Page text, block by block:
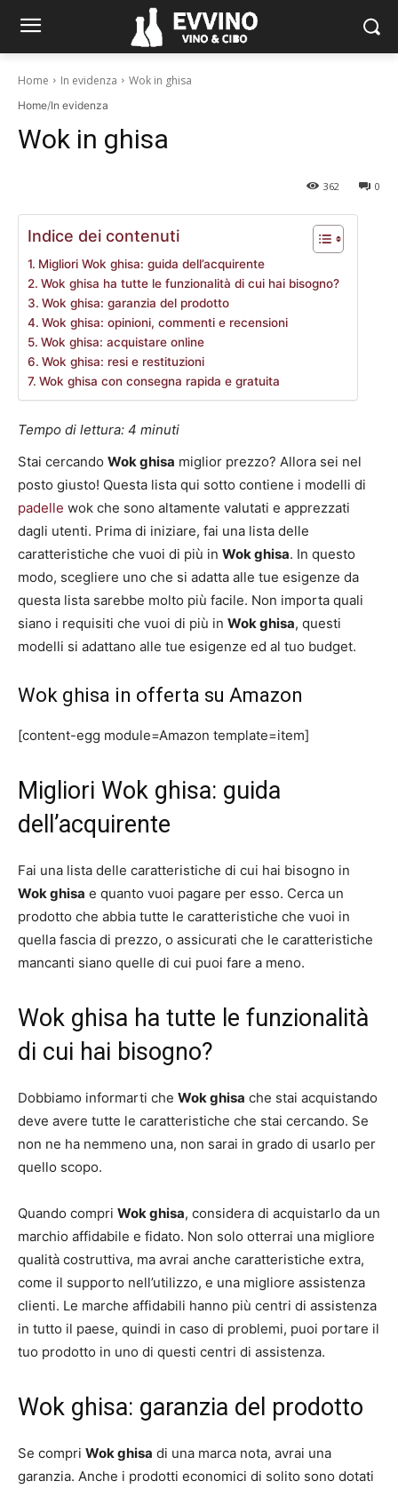
Home In evidenza Wok in ghisa
Home/In evidenza
Wok in ghisa
0
362
Indice dei contenuti
Migliori Wok ghisa: guida dell’acquirente
Wok ghisa ha tutte le funzionalità di cui hai bisogno?
Wok ghisa: garanzia del prodotto
Wok ghisa: opinioni, commenti e recensioni
Wok ghisa: acquistare online
Wok ghisa: resi e restituzioni
Wok ghisa con consegna rapida e gratuita
Tempo di lettura: 4 minuti
Stai cercando Wok ghisa miglior prezzo? Allora sei nel
posto giusto! Questa lista qui sotto contiene i modelli di
padelle wok che sono altamente valutati e apprezzati
dagli utenti. Prima di iniziare, fai una lista delle
caratteristiche che vuoi di più in Wok ghisa. In questo
modo, scegliere uno che si adatta alle tue esigenze da
questa lista sarebbe molto più facile. Non importa quali
siano i requisiti che vuoi di più in Wok ghisa, questi
modelli si adattano alle tue esigenze ed al tuo budget.
Wok ghisa in offerta su Amazon
[content-egg module=Amazon template=item]
Migliori Wok ghisa: guida
dell’acquirente
Fai una lista delle caratteristiche di cui hai bisogno in
Wok ghisa e quanto vuoi pagare per esso. Cerca un
prodotto che abbia tutte le caratteristiche che vuoi in
quella fascia di prezzo, o assicurati che le caratteristiche
mancanti siano quelle di cui puoi fare a meno.
Wok ghisa ha tutte le funzionalità
di cui hai bisogno?
Dobbiamo informarti che Wok ghisa che stai acquistando
deve avere tutte le caratteristiche che stai cercando. Se
non ne ha nemmeno una, non sarai in grado di usarlo per
quello scopo.
Quando compri Wok ghisa, considera di acquistarlo da un
marchio affidabile e fidato. Non solo otterrai una migliore
qualità costruttiva, ma avrai anche caratteristiche extra,
come il supporto nell’utilizzo, e una migliore assistenza
clienti. Le marche affidabili hanno più centri di assistenza
in tutto il paese, quindi in caso di problemi, puoi portare il
tuo prodotto in uno di questi centri di assistenza.
Wok ghisa: garanzia del prodotto
Se compri Wok ghisa di una marca nota, avrai una
garanzia. Anche i prodotti economici di solito sono dotati